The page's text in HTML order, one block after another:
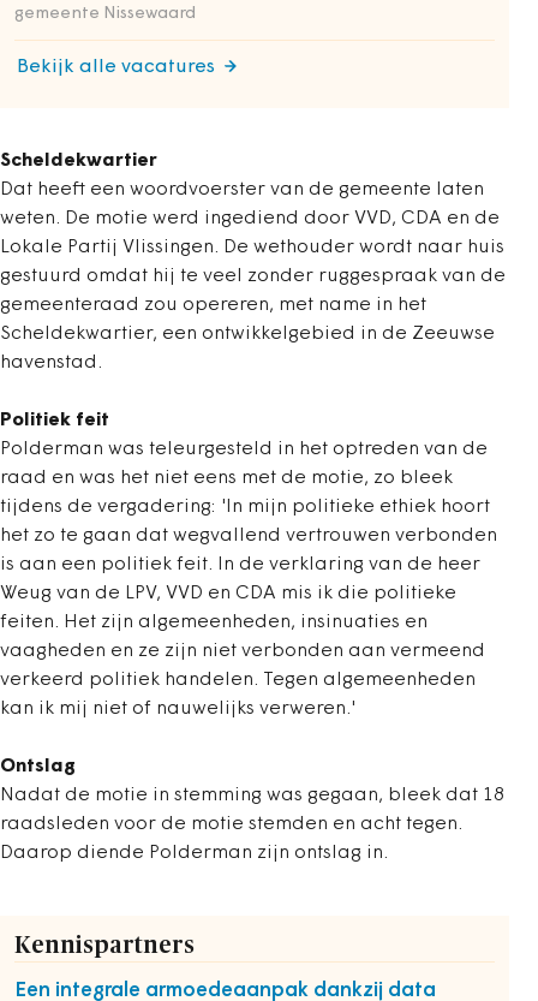
gemeente Nissewaard
Bekijk alle vacatures
Scheldekwartier
Dat heeft een woordvoerster van de gemeente laten
weten. De motie werd ingediend door VVD, CDA en de
Lokale Partij Vlissingen. De wethouder wordt naar huis
gestuurd omdat hij te veel zonder ruggespraak van de
gemeenteraad zou opereren, met name in het
Scheldekwartier, een ontwikkelgebied in de Zeeuwse
havenstad.
Politiek feit
Polderman was teleurgesteld in het optreden van de
raad en was het niet eens met de motie, zo bleek
tijdens de vergadering: 'In mijn politieke ethiek hoort
het zo te gaan dat wegvallend vertrouwen verbonden
is aan een politiek feit. In de verklaring van de heer
Weug van de LPV, VVD en CDA mis ik die politieke
feiten. Het zijn algemeenheden, insinuaties en
vaagheden en ze zijn niet verbonden aan vermeend
verkeerd politiek handelen. Tegen algemeenheden
kan ik mij niet of nauwelijks verweren.'
Ontslag
Nadat de motie in stemming was gegaan, bleek dat 18
raadsleden voor de motie stemden en acht tegen.
Daarop diende Polderman zijn ontslag in.
Kennispartners
Een integrale armoedeaanpak dankzij data